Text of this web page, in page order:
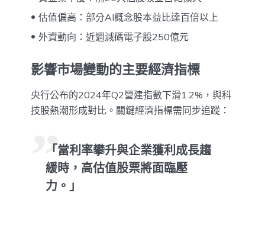
估值偏高：部分AI概念股本益比達百倍以上
外資動向：近週減碼電子股250億元
影響市場變動的主要經濟指標
央行公布的2024年Q2營建指數下滑1.2%，與科
技股熱潮形成對比。關鍵經濟指標需同步追蹤：
「當利率攀升與企業獲利成長趨
緩時，高估值股票將面臨壓
力。」